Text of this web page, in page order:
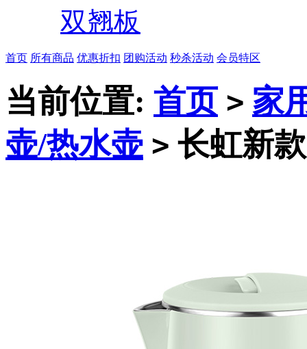
双翘板
首页 所有商品 优惠折扣 团购活动 秒杀活动 会员特区
当前位置: 首页 > 家
壶/热水壶 > 长虹新